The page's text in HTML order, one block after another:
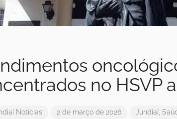
no HSVP
Notícias 2 de março de 2026 Jundiaí